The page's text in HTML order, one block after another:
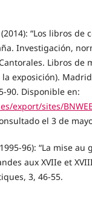
“Los libros de
Investigación,
Libros de
la exposición).
90. Disponible en:
export/sites/
el 3 de
96): “La mise au
aux XVIIe et
3, 46-55.